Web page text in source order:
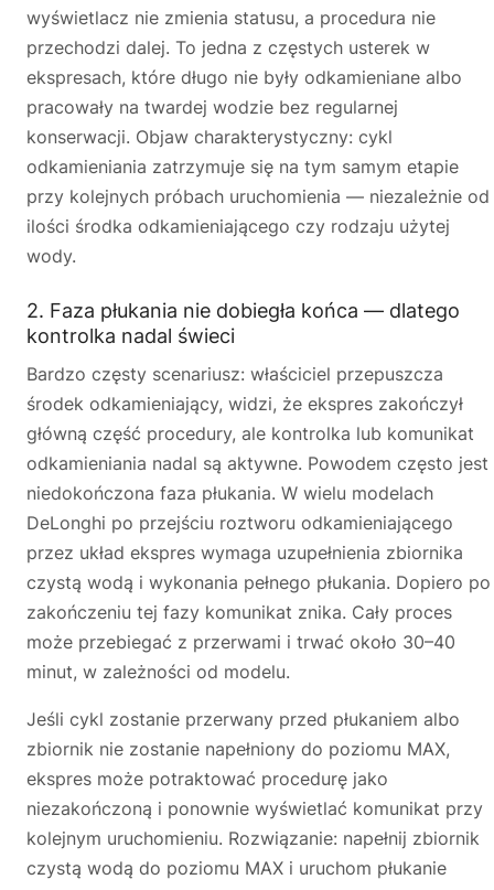
wyświetlacz nie zmienia statusu, a procedura nie
przechodzi dalej. To jedna z częstych usterek w
ekspresach, które długo nie były odkamieniane albo
pracowały na twardej wodzie bez regularnej
konserwacji. Objaw charakterystyczny: cykl
odkamieniania zatrzymuje się na tym samym etapie
przy kolejnych próbach uruchomienia — niezależnie od
ilości środka odkamieniającego czy rodzaju użytej
wody.
2. Faza płukania nie dobiegła końca — dlatego
kontrolka nadal świeci
Bardzo częsty scenariusz: właściciel przepuszcza
środek odkamieniający, widzi, że ekspres zakończył
główną część procedury, ale kontrolka lub komunikat
odkamieniania nadal są aktywne. Powodem często jest
niedokończona faza płukania. W wielu modelach
DeLonghi po przejściu roztworu odkamieniającego
przez układ ekspres wymaga uzupełnienia zbiornika
czystą wodą i wykonania pełnego płukania. Dopiero po
zakończeniu tej fazy komunikat znika. Cały proces
może przebiegać z przerwami i trwać około 30–40
minut, w zależności od modelu.
Jeśli cykl zostanie przerwany przed płukaniem albo
zbiornik nie zostanie napełniony do poziomu MAX,
ekspres może potraktować procedurę jako
niezakończoną i ponownie wyświetlać komunikat przy
kolejnym uruchomieniu. Rozwiązanie: napełnij zbiornik
czystą wodą do poziomu MAX i uruchom płukanie